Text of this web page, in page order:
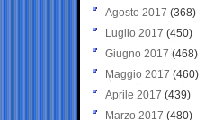
Agosto 2017 (368)
Luglio 2017 (450)
Giugno 2017 (468)
Maggio 2017 (460)
Aprile 2017 (439)
Marzo 2017 (480)